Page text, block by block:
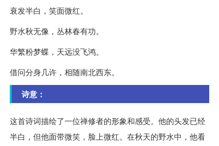
衰发半白，笑面微红。
野水秋无像，丛林春有功。
华繁粉梦蝶，天远没飞鸿。
借问分身几许，相随南北西东。
诗意：
这首诗词描绘了一位禅修者的形象和感受。他的头发已经
半白，但他面带微笑，脸上微红。在秋天的野水中，他看